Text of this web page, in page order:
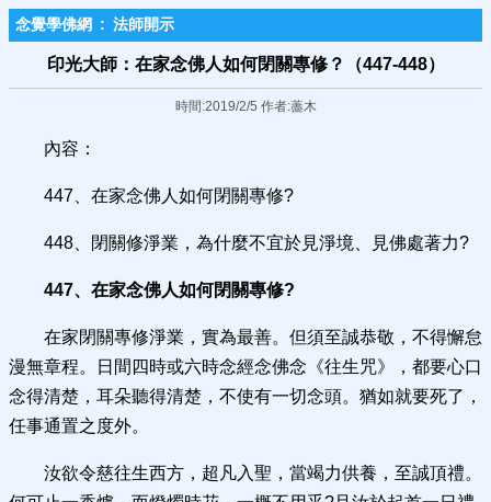
念覺學佛網 : 法師開示
印光大師：在家念佛人如何閉關專修？（447-448）
時間:2019/2/5 作者:藎木
內容：
447、在家念佛人如何閉關專修?
448、閉關修淨業，為什麼不宜於見淨境、見佛處著力?
447、在家念佛人如何閉關專修?
在家閉關專修淨業，實為最善。但須至誠恭敬，不得懈怠
漫無章程。日間四時或六時念經念佛念《往生咒》，都要心口
念得清楚，耳朵聽得清楚，不使有一切念頭。猶如就要死了，
任事通置之度外。
汝欲令慈往生西方，超凡入聖，當竭力供養，至誠頂禮。